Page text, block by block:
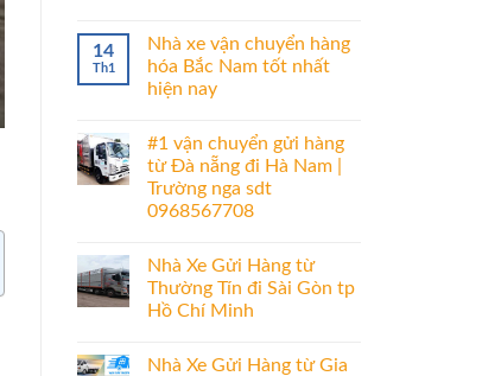
14
Th1
Nhà xe vận chuyển hàng
hóa Bắc Nam tốt nhất
hiện nay
#1 vận chuyển gửi hàng
từ Đà nẵng đi Hà Nam |
Trường nga sdt
0968567708
Nhà Xe Gửi Hàng từ
Thường Tín đi Sài Gòn tp
Hồ Chí Minh
Nhà Xe Gửi Hàng từ Gia